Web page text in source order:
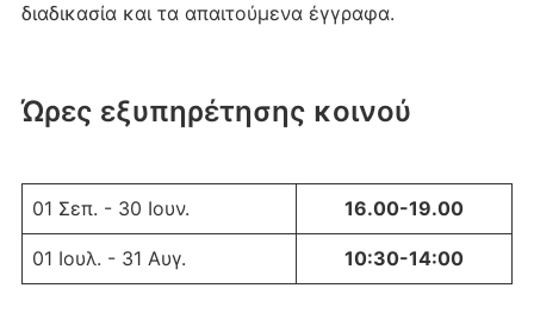
Ώρες εξυπηρέτησης κοινού
01 Σεπ. - 30 Ιουν. 16.00-19.00
01 Ιουλ. - 31 Αυγ. 10:30-14:00
διαδικασία και τα απαιτούμενα έγγραφα.